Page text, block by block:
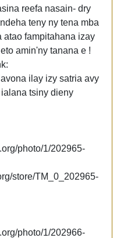
reefa nasain- dry
teny ny tena mba
atao fampitahana izay
amin'ny tanana e !
ilay izy satria avy
tsiny dieny
photo/1/202965-
store/TM_0_202965-
photo/1/202966-